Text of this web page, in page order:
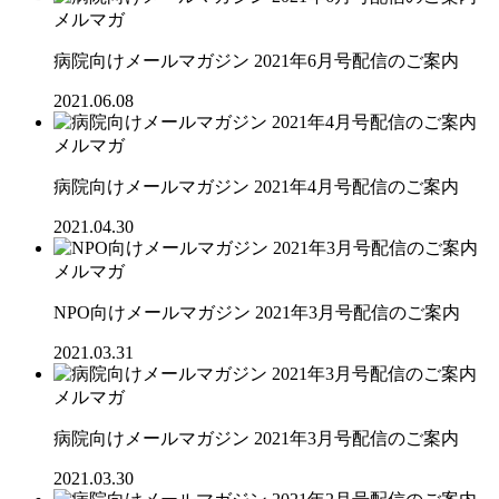
メルマガ
病院向けメールマガジン 2021年6月号配信のご案内
2021.06.08
メルマガ
病院向けメールマガジン 2021年4月号配信のご案内
2021.04.30
メルマガ
NPO向けメールマガジン 2021年3月号配信のご案内
2021.03.31
メルマガ
病院向けメールマガジン 2021年3月号配信のご案内
2021.03.30